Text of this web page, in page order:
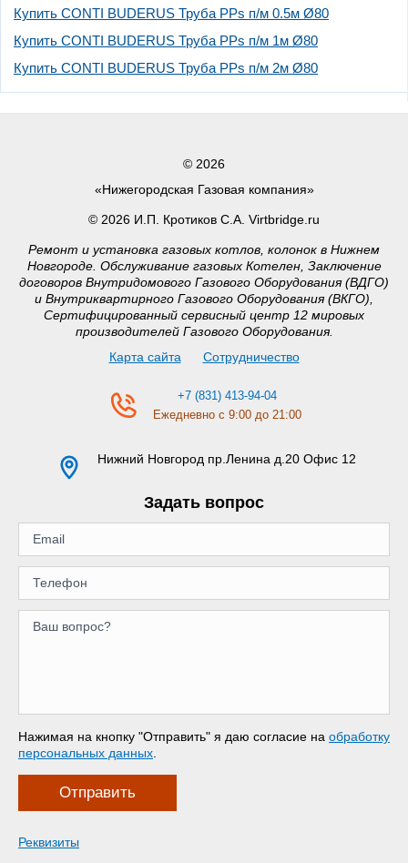
Купить CONTI BUDERUS Труба PPs п/м 0.5м Ø80
Купить CONTI BUDERUS Труба PPs п/м 1м Ø80
Купить CONTI BUDERUS Труба PPs п/м 2м Ø80
© 2026
«Нижегородская Газовая компания»
© 2026 И.П. Кротиков С.А. Virtbridge.ru
Ремонт и установка газовых котлов, колонок в Нижнем
Новгороде. Обслуживание газовых Котелен, Заключение
договоров Внутридомового Газового Оборудования (ВДГО)
и Внутриквартирного Газового Оборудования (ВКГО),
Сертифицированный сервисный центр 12 мировых
производителей Газового Оборудования.
Карта сайта
Сотрудничество
+7 (831) 413-94-04
Ежедневно с 9:00 до 21:00
Нижний Новгород пр.Ленина д.20 Офис 12
Задать вопрос
Нажимая на кнопку "Отправить" я даю согласие на обработку
персональных данных.
Отправить
Реквизиты